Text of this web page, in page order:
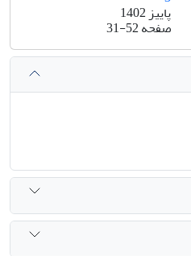
پاییز 1402
صفحه31-52